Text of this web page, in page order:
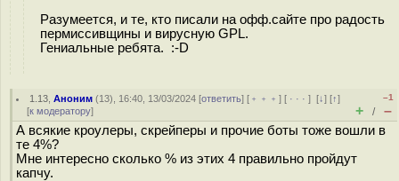
Разумеется, и те, кто писали на офф.сайте про радость
пермиссивщины и вирусную GPL.
Гениальные ребята. :-D
1.13 ,Аноним (13), 16:40, 13/03/2024 [ответить] [ ﹢﹢﹢] [ · · ·][↓] [↑]
[к модератору]
–1
+ / –
А всякие кроулеры, скрейперы и прочие боты тоже вошли в
те 4%?
Мне интересно сколько % из этих 4 правильно пройдут
капчу.